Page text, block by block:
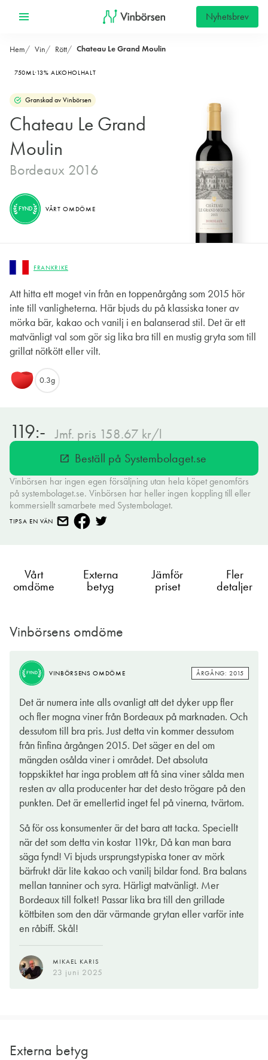
Nyhetsbrev
Hem Vin Rött Chateau Le Grand Moulin
750ML 13% ALKOHOLHALT
Granskad av Vinbörsen
Chateau Le Grand
Moulin
Bordeaux 2016
FRANKRIKE
Att hitta ett moget vin från en toppenårgång som 2015 hör
inte till vanligheterna. Här bjuds du på klassiska toner av
mörka bär, kakao och vanilj i en balanserad stil. Det är ett
matvänligt val som gör sig lika bra till en mustig gryta som till
grillat nötkött eller vilt.
FYND VÅRT OMDÖME
0.3g
119:- Jmf. pris 158.67 kr/l
open_in_new Beställ på Systembolaget.se
Vinbörsen har ingen egen försäljning utan hela köpet genomförs
på systembolaget.se. Vinbörsen har heller ingen koppling till eller
kommersiellt samarbete med Systembolaget.
TIPSA EN VÄN
Vårt
omdöme
Externa
betyg
Jämför
priset
Fler
detaljer
Vinbörsens omdöme
FYND VINBÖRSENS OMDÖME ÅRGÅNG: 2015
Det är numera inte alls ovanligt att det dyker upp fler
och fler mogna viner från Bordeaux på marknaden. Och
dessutom till bra pris. Just detta vin kommer dessutom
från finfina årgången 2015. Det säger en del om
mängden osålda viner i området. Det absoluta
toppskiktet har inga problem att få sina viner sålda men
resten av alla producenter har det desto trögare på den
punkten. Det är emellertid inget fel på vinerna, tvärtom.
Så för oss konsumenter är det bara att tacka. Speciellt
när det som detta vin kostar 119kr, Då kan man bara
säga fynd! Vi bjuds ursprungstypiska toner av mörk
bärfrukt där lite kakao och vanilj bildar fond. Bra balans
mellan tanniner och syra. Härligt matvänligt. Mer
Bordeaux till folket! Passar lika bra till den grillade
köttbiten som den där värmande grytan eller varför inte
en råbiff. Skål!
MIKAEL KARIS
23 juni 2025
Externa betyg